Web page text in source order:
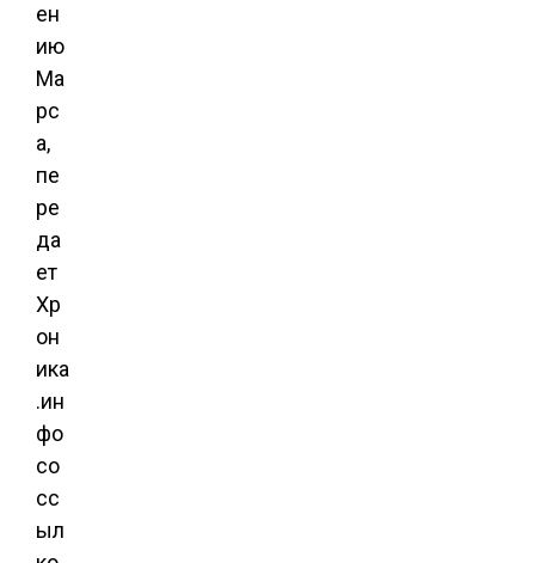
ен
ию
Ма
рс
а,
пе
ре
да
ет
Хр
он
ика
.ин
фо
со
сс
ыл